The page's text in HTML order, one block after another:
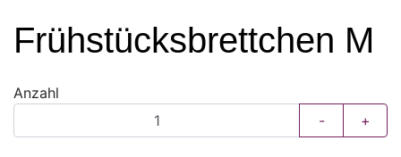
Frühstücksbrettchen M
Anzahl
-
+